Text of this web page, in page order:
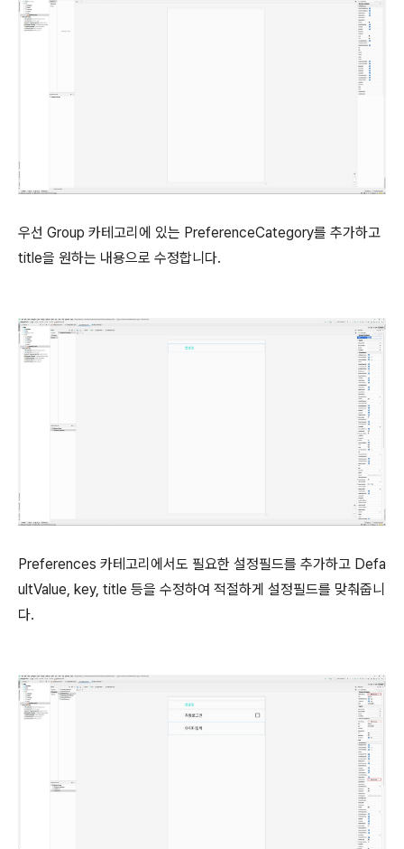
우선 Group 카테고리에 있는 PreferenceCategory를 추가하고
title을 원하는 내용으로 수정합니다.
Preferences 카테고리에서도 필요한 설정필드를 추가하고 Defa
ultValue, key, title 등을 수정하여 적절하게 설정필드를 맞춰줍니
다.